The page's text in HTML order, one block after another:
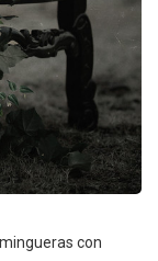
con